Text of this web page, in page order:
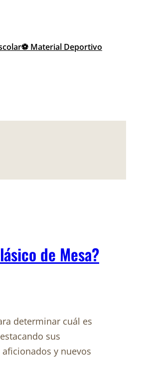
⚽ Material Deportivo
de Mesa?
determinar cuál es
sus
y nuevos